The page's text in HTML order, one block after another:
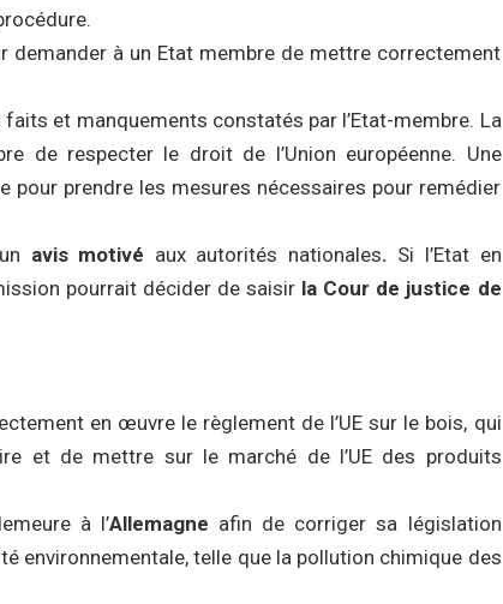
demander à un Etat membre de mettre correctement
faits et manquements constatés par l’Etat-membre. La
de respecter le droit de l’Union européenne. Une
pour prendre les mesures nécessaires pour remédier
avis motivé aux autorités nationales. Si l’Etat en
pourrait décider de saisir la Cour de justice de
en œuvre le règlement de l’UE sur le bois, qui
et de mettre sur le marché de l’UE des produits
à l’Allemagne afin de corriger sa législation
environnementale, telle que la pollution chimique des